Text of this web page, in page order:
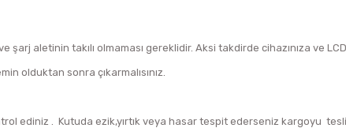
şarj aletinin takılı olmaması gereklidir. Aksi takdirde cihazınıza ve
olduktan sonra çıkarmalısınız.
ediniz . Kutuda ezik,yırtık veya hasar tespit ederseniz kargoyu